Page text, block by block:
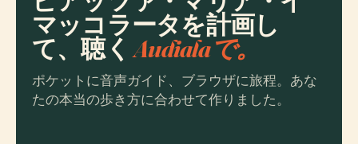
マッコラータを計画し
て、聴くAudialaで。
ポケットに音声ガイド、ブラウザに旅程。あな
たの本当の歩き方に合わせて作りました。